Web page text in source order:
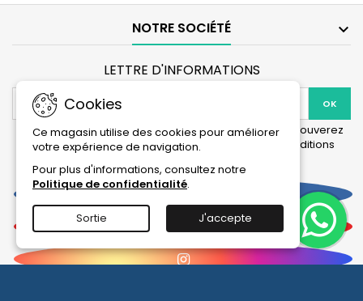
Résidence
Blanc/Noir
Trixie
NOTRE SOCIÉTÉ 
Cookies
Ce magasin utilise des cookies pour améliorer
votre expérience de navigation.
Pour plus d'informations, consultez notre
Politique de confidentialité.
Sortie J'accepte
LETTRE D'INFORMATIONS
Vous pouvez vous désinscrire à tout moment. Vous trouverez
pour cela nos informations de contact dans les conditions
Facebook
YouTube
Instagram